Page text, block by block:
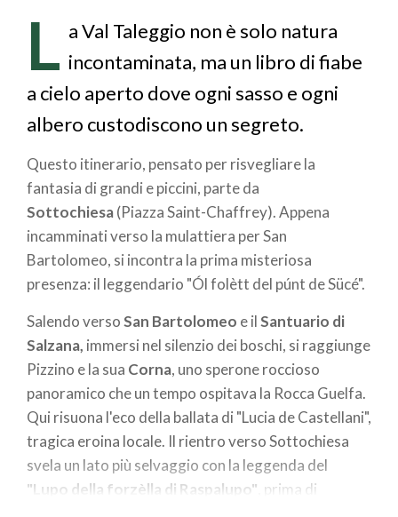
di
pane
L a Val Taleggio non è solo natura
incontaminata, ma un libro di fiabe
a cielo aperto dove ogni sasso e ogni
albero custodiscono un segreto.
Questo itinerario, pensato per risvegliare la
fantasia di grandi e piccini, parte da
Sottochiesa(Piazza Saint-Chaffrey). Appena
incamminati verso la mulattiera per San
Bartolomeo, si incontra la prima misteriosa
presenza: il leggendario "Ól folètt del púnt de Sücé".
Salendo versoSan Bartolomeo e ilSantuario di
Salzana, immersi nel silenzio dei boschi, si raggiunge
Pizzino e la sua Corna, uno sperone roccioso
panoramico che un tempo ospitava la Rocca Guelfa.
Qui risuona l'eco della ballata di "Lucia de Castellani",
tragica eroina locale. Il rientro verso Sottochiesa
svela un lato più selvaggio con la leggenda del
"Lupo della forzèlla di Raspalupo" , prima di